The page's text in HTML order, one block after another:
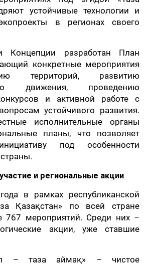
устойчивые технологии и
в регионах своего
Концепции разработан План
конкретные мероприятия
территорий, развитию
движения, проведению
и активной работе с
устойчивого развития.
исполнительные органы
планы, что позволяет
под особенности
и региональные акции
в рамках республиканской
Қазақстан» по всей стране
767 мероприятий. Среди них –
акции, уже ставшие
– таза аймақ» – чистое